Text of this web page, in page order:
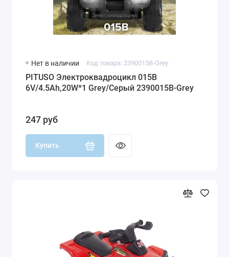
Нет в наличии Код товара: 2390015B-Grey
PITUSO Электроквадроцикл 015B
6V/4.5Ah,20W*1 Grey/Серый 2390015B-Grey
247 руб
Купить